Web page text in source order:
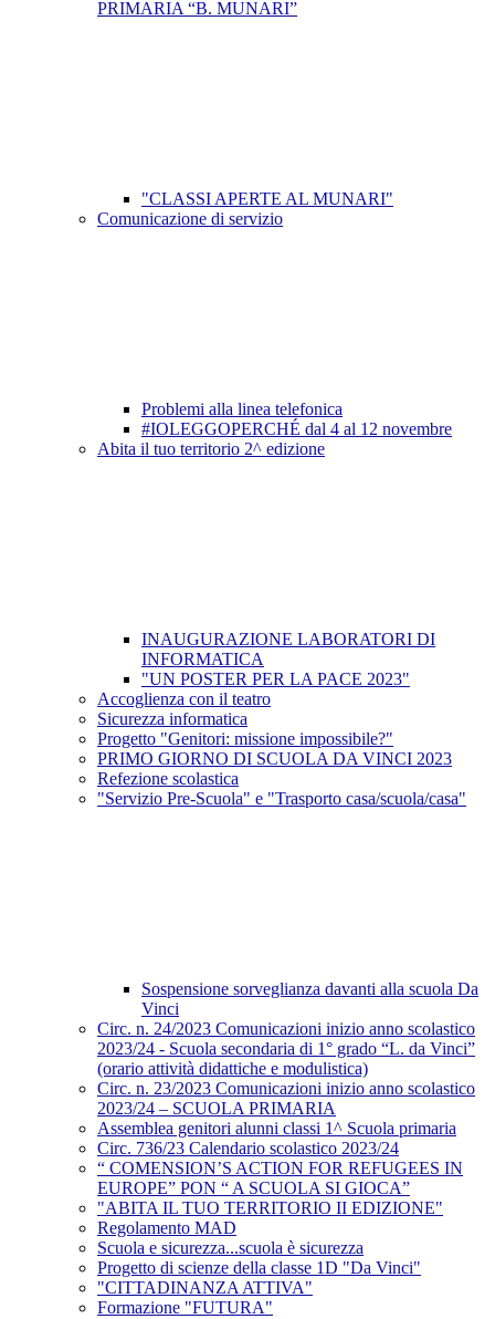
PRIMARIA “B. MUNARI”
"CLASSI APERTE AL MUNARI"
Comunicazione di servizio
Problemi alla linea telefonica
#IOLEGGOPERCHÉ dal 4 al 12 novembre
Abita il tuo territorio 2^ edizione
INAUGURAZIONE LABORATORI DI
INFORMATICA
"UN POSTER PER LA PACE 2023"
Accoglienza con il teatro
Sicurezza informatica
Progetto "Genitori: missione impossibile?"
PRIMO GIORNO DI SCUOLA DA VINCI 2023
Refezione scolastica
"Servizio Pre-Scuola" e "Trasporto casa/scuola/casa"
Sospensione sorveglianza davanti alla scuola Da
Vinci
Circ. n. 24/2023 Comunicazioni inizio anno scolastico
2023/24 - Scuola secondaria di 1° grado “L. da Vinci”
(orario attività didattiche e modulistica)
Circ. n. 23/2023 Comunicazioni inizio anno scolastico
2023/24 – SCUOLA PRIMARIA
Assemblea genitori alunni classi 1^ Scuola primaria
Circ. 736/23 Calendario scolastico 2023/24
“ COMENSION’S ACTION FOR REFUGEES IN
EUROPE” PON “ A SCUOLA SI GIOCA”
"ABITA IL TUO TERRITORIO II EDIZIONE"
Regolamento MAD
Scuola e sicurezza...scuola è sicurezza
Progetto di scienze della classe 1D "Da Vinci"
"CITTADINANZA ATTIVA"
Formazione "FUTURA"